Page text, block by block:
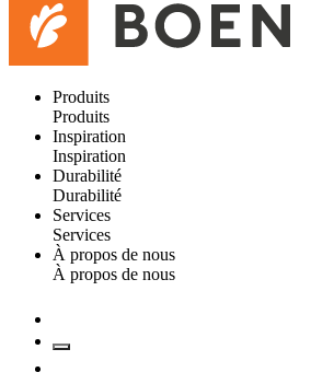
Produits
Produits
Inspiration
Inspiration
Durabilité
Durabilité
Services
Services
À propos de nous
À propos de nous